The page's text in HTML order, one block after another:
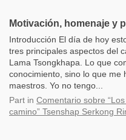
Motivación, homenaje y
Introducción El día de hoy
tres principales aspectos del
Lama Tsongkhapa. Lo que
conocimiento, sino lo que me
maestros. Yo no tengo...
Part in Comentario sobre
camino” Tsenshap Serkong